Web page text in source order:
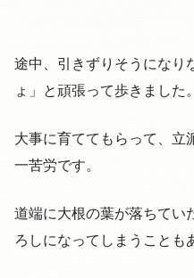
途中、引きずりそうになり
ょ」と頑張って歩きました。
大事に育ててもらって、立
一苦労です。
道端に大根の葉が落ちてい
ろしになってしまうことも